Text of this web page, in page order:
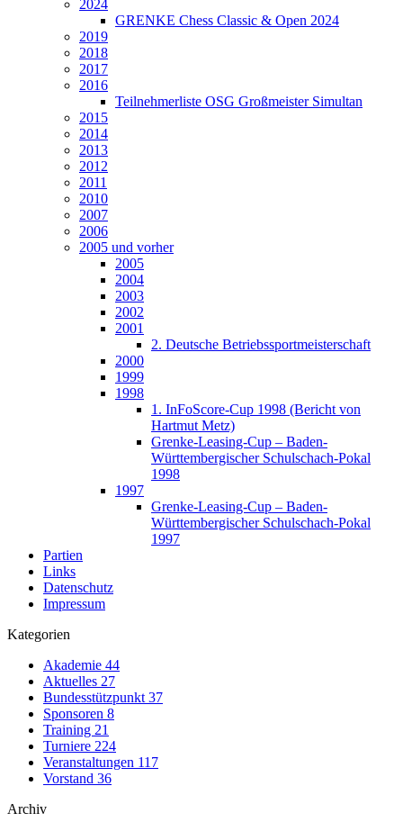
2024
GRENKE Chess Classic & Open 2024
2019
2018
2017
2016
Teilnehmerliste OSG Großmeister Simultan
2015
2014
2013
2012
2011
2010
2007
2006
2005 und vorher
2005
2004
2003
2002
2001
2. Deutsche Betriebssportmeisterschaft
2000
1999
1998
1. InFoScore-Cup 1998 (Bericht von
Hartmut Metz)
Grenke-Leasing-Cup – Baden-
Württembergischer Schulschach-Pokal
1998
1997
Grenke-Leasing-Cup – Baden-
Württembergischer Schulschach-Pokal
1997
Partien
Links
Datenschutz
Impressum
Kategorien
Akademie 44
Aktuelles 27
Bundesstützpunkt 37
Sponsoren 8
Training 21
Turniere 224
Veranstaltungen 117
Vorstand 36
Archiv